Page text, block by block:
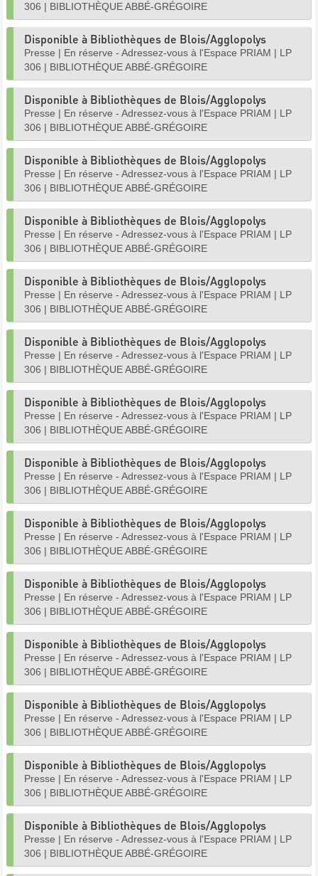
306 | BIBLIOTHÈQUE ABBÉ-GRÉGOIRE
Disponible à Bibliothèques de Blois/Agglopolys
Presse | En réserve - Adressez-vous à l'Espace PRIAM | LP
306 | BIBLIOTHÈQUE ABBÉ-GRÉGOIRE
Disponible à Bibliothèques de Blois/Agglopolys
Presse | En réserve - Adressez-vous à l'Espace PRIAM | LP
306 | BIBLIOTHÈQUE ABBÉ-GRÉGOIRE
Disponible à Bibliothèques de Blois/Agglopolys
Presse | En réserve - Adressez-vous à l'Espace PRIAM | LP
306 | BIBLIOTHÈQUE ABBÉ-GRÉGOIRE
Disponible à Bibliothèques de Blois/Agglopolys
Presse | En réserve - Adressez-vous à l'Espace PRIAM | LP
306 | BIBLIOTHÈQUE ABBÉ-GRÉGOIRE
Disponible à Bibliothèques de Blois/Agglopolys
Presse | En réserve - Adressez-vous à l'Espace PRIAM | LP
306 | BIBLIOTHÈQUE ABBÉ-GRÉGOIRE
Disponible à Bibliothèques de Blois/Agglopolys
Presse | En réserve - Adressez-vous à l'Espace PRIAM | LP
306 | BIBLIOTHÈQUE ABBÉ-GRÉGOIRE
Disponible à Bibliothèques de Blois/Agglopolys
Presse | En réserve - Adressez-vous à l'Espace PRIAM | LP
306 | BIBLIOTHÈQUE ABBÉ-GRÉGOIRE
Disponible à Bibliothèques de Blois/Agglopolys
Presse | En réserve - Adressez-vous à l'Espace PRIAM | LP
306 | BIBLIOTHÈQUE ABBÉ-GRÉGOIRE
Disponible à Bibliothèques de Blois/Agglopolys
Presse | En réserve - Adressez-vous à l'Espace PRIAM | LP
306 | BIBLIOTHÈQUE ABBÉ-GRÉGOIRE
Disponible à Bibliothèques de Blois/Agglopolys
Presse | En réserve - Adressez-vous à l'Espace PRIAM | LP
306 | BIBLIOTHÈQUE ABBÉ-GRÉGOIRE
Disponible à Bibliothèques de Blois/Agglopolys
Presse | En réserve - Adressez-vous à l'Espace PRIAM | LP
306 | BIBLIOTHÈQUE ABBÉ-GRÉGOIRE
Disponible à Bibliothèques de Blois/Agglopolys
Presse | En réserve - Adressez-vous à l'Espace PRIAM | LP
306 | BIBLIOTHÈQUE ABBÉ-GRÉGOIRE
Disponible à Bibliothèques de Blois/Agglopolys
Presse | En réserve - Adressez-vous à l'Espace PRIAM | LP
306 | BIBLIOTHÈQUE ABBÉ-GRÉGOIRE
Disponible à Bibliothèques de Blois/Agglopolys
Presse | En réserve - Adressez-vous à l'Espace PRIAM | LP
306 | BIBLIOTHÈQUE ABBÉ-GRÉGOIRE